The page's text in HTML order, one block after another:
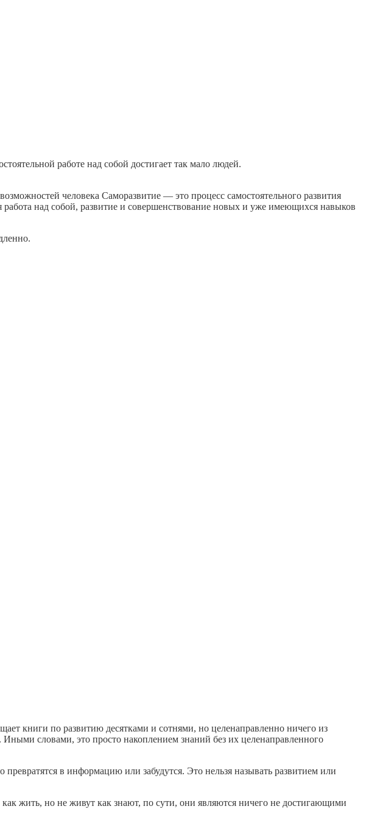
работе над собой достигает так мало людей.
человека Саморазвитие — это процесс самостоятельного развития
над собой, развитие и совершенствование новых и уже имеющихся навыков
книги по развитию десятками и сотнями, но целенаправленно ничего из
словами, это просто накоплением знаний без их целенаправленного
в информацию или забудутся. Это нельзя называть развитием или
жить, но не живут как знают, по сути, они являются ничего не достигающими